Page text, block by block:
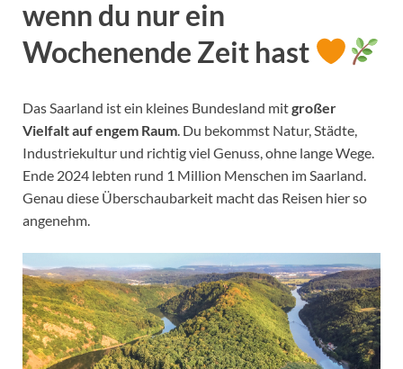
wenn du nur ein
Wochenende Zeit hast
Das Saarland ist ein kleines Bundesland mitgroßer
Vielfalt auf engem Raum . Du bekommst Natur, Städte,
Industriekultur und richtig viel Genuss, ohne lange Wege.
Ende 2024 lebten rund 1 Million Menschen im Saarland.
Genau diese Überschaubarkeit macht das Reisen hier so
angenehm.